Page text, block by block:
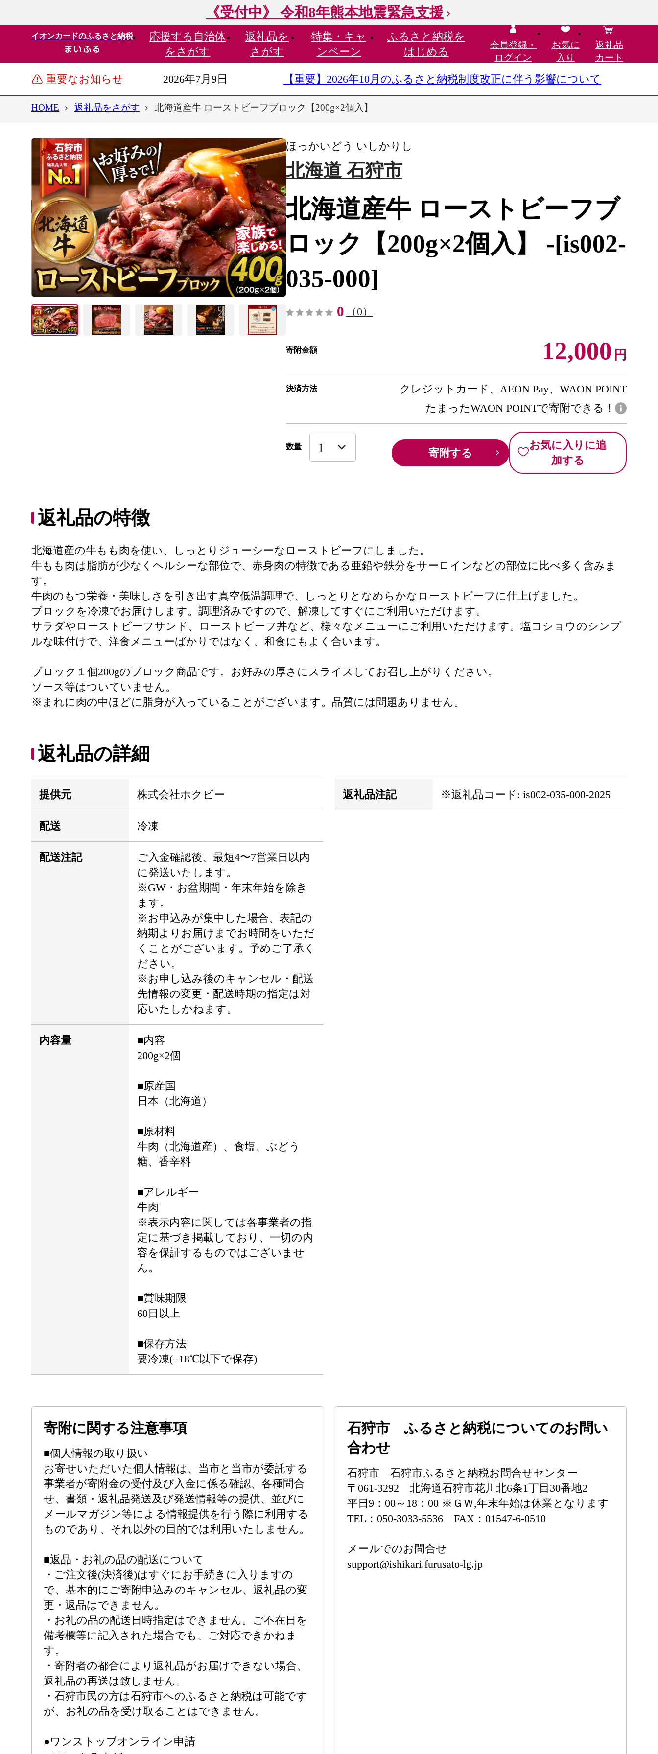
《受付中》 令和8年熊本地震緊急支援
イオンカードのふるさと納税 応援する 自治体
をさがす
返礼品を
さがす
特集・ キャ
ンペーン
ふるさと納税を
はじめる
会員登録・
ログイン
お気に
入り
返礼品
カート
重要なお知らせ 2026年7月9日 【重要】2026年10月のふるさと納税制度改正に伴う影響について
HOME 返礼品をさがす 北海道産牛 ローストビーフブロック【200g×2個入】
ほっかいどう いしかりし
北海道 石狩市
北海道産牛 ローストビーフブ
ロック【200g×2個入】 -[is002-
035-000]
0 （0）
寄附金額 12,000 円
決済方法
クレジットカード、AEON Pay、WAON POINT
たまったWAON POINTで寄附できる！
数量 寄附する
お気に入りに追
加する
返礼品の特徴
北海道産の牛もも肉を使い、しっとりジューシーなローストビーフにしました。
牛もも肉は脂肪が少なくヘルシーな部位で、赤身肉の特徴である亜鉛や鉄分をサーロインなどの部位に比べ多く含みま
す。
牛肉のもつ栄養・美味しさを引き出す真空低温調理で、しっとりとなめらかなローストビーフに仕上げました。
ブロックを冷凍でお届けします。調理済みですので、解凍してすぐにご利用いただけます。
サラダやローストビーフサンド、ローストビーフ丼など、様々なメニューにご利用いただけます。塩コショウのシンプ
ルな味付けで、洋食メニューばかりではなく、和食にもよく合います。
ブロック１個200gのブロック商品です。お好みの厚さにスライスしてお召し上がりください。
ソース等はついていません。
※まれに肉の中ほどに脂身が入っていることがございます。品質には問題ありません。
返礼品の詳細
提供元 株式会社ホクビー
配送 冷凍
配送注記
ご入金確認後、最短4〜7営業日以内
に発送いたします。
※GW・お盆期間・年末年始を除き
ます。
※お申込みが集中した場合、表記の
納期よりお届けまでお時間をいただ
くことがございます。予めご了承く
ださい。
※お申し込み後のキャンセル・配送
先情報の変更・配送時期の指定は対
応いたしかねます。
内容量
■内容
200g×2個
■原産国
日本（北海道）
■原材料
牛肉（北海道産）、食塩、ぶどう
糖、香辛料
■アレルギー
牛肉
※表示内容に関しては各事業者の指
定に基づき掲載しており、一切の内
容を保証するものではございませ
ん。
■賞味期限
60日以上
■保存方法
要冷凍(−18℃以下で保存)
返礼品注記 ※返礼品コード: is002-035-000-2025
寄附に関する注意事項
■個人情報の取り扱い
お寄せいただいた個人情報は、当市と当市が委託する
事業者が寄附金の受付及び入金に係る確認、各種問合
せ、書類・返礼品発送及び発送情報等の提供、並びに
メールマガジン等による情報提供を行う際に利用する
ものであり、それ以外の目的では利用いたしません。
■返品・お礼の品の配送について
・ご注文後(決済後)はすぐにお手続きに入りますの
で、基本的にご寄附申込みのキャンセル、返礼品の変
更・返品はできません。
・お礼の品の配送日時指定はできません。ご不在日を
備考欄等に記入された場合でも、ご対応できかねま
す。
・寄附者の都合により返礼品がお届けできない場合、
返礼品の再送は致しません。
・石狩市民の方は石狩市へのふるさと納税は可能です
が、お礼の品を受け取ることはできません。
●ワンストップオンライン申請
石狩市 ふるさと納税についてのお問い
合わせ
石狩市 石狩市ふるさと納税お問合せセンター
〒061-3292 北海道石狩市花川北6条1丁目30番地2
平日9：00～18：00 ※ＧＷ,年末年始は休業となります
TEL：050-3033-5536 FAX：01547-6-0510
メールでのお問合せ
support@ishikari.furusato-lg.jp